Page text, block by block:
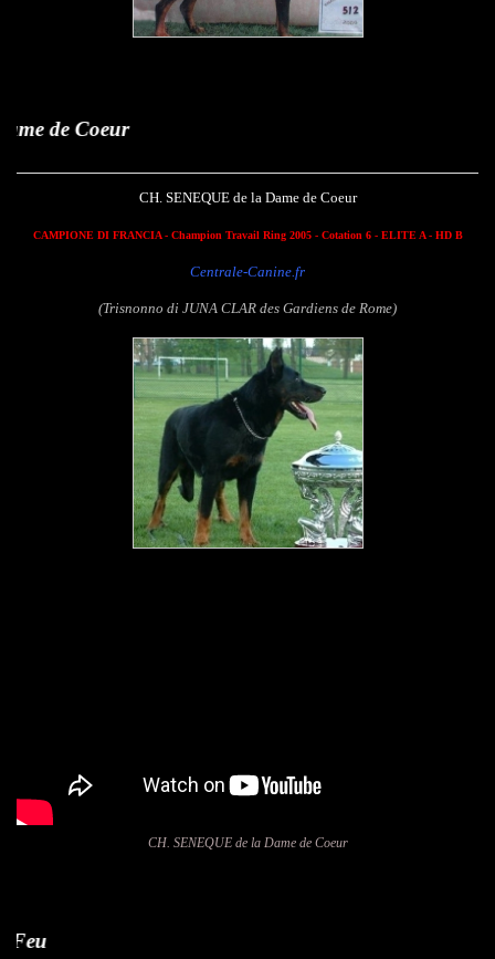
CH. SENEQUE de la Dame de Coeur
CAMPIONE DI FRANCIA - Champion Travail Ring 2005- Cotation 6 - ELITE A - HD B
Centrale-Canine.fr
(Trisnonno di JUNA CLAR des Gardiens de Rome)
CH. SENEQUE de la Dame de Coeur